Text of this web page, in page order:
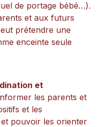
de portage bébé…).
et aux futurs
prétendre une
enceinte seule
et
les parents et
et les
pouvoir les orienter